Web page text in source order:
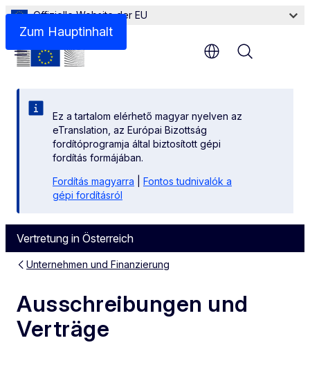
Zum Hauptinhalt
Offizielle Website der EU
Ez a tartalom elérhető magyar nyelven az
eTranslation, az Európai Bizottság
fordítóprogramja által biztosított gépi
fordítás formájában.
Fordítás magyarra
Fontos tudnivalók a
gépi fordításról
Vertretung in Österreich
Menu
Unternehmen und Finanzierung
Ausschreibungen und
Verträge